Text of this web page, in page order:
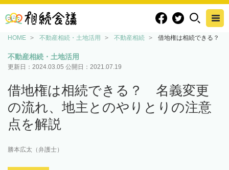
HOME 不動産相続・土地活用 不動産相続 借地権は相続できる？
不動産相続・土地活用
更新日： 2024.03.05 公開日： 2021.07.19
借地権は相続できる？ 名義変更
の流れ、地主とのやりとりの注意
点を解説
勝本広太（弁護士）